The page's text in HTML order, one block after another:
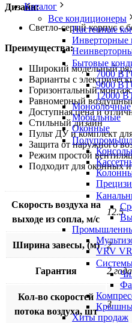
Каталог
Все кондиционеры
Настенные
Инверторные
Бытовые
7000
9000
12000
Моноблочные
Мобильные
Оконные
VRV
Хиты продаж
Дизайн:
Светло-серый корпус с
Преимущества:
Широкий модельный
Варианты с
Горизонтальный монтаж
Равномерный
Доступная цена и
Стильный дизайн
Пульт ДУ и комплект
Защита от наружного
Режим простой
Подходит для оконных
Скорость воздуха на
выходе из сопла, м/с
12.5
Ширина завесы, (м) 2
Гарантия 2 года
Кол-во скоростей
потока воздуха, шт
3